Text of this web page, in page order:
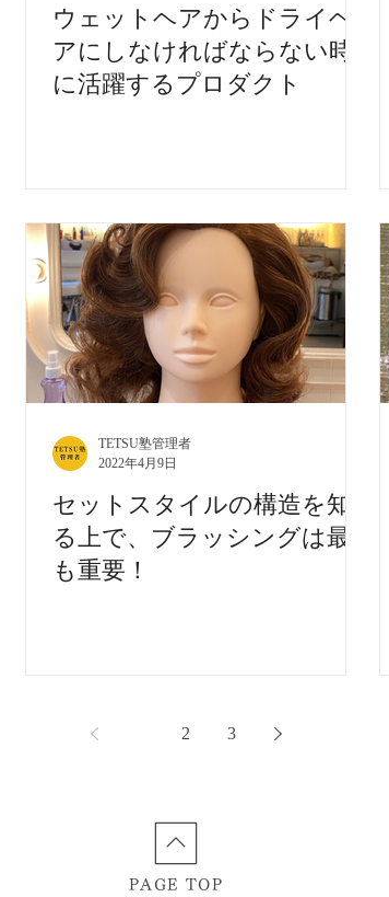
ウェットヘアからドライヘ
アにしなければならない時
に活躍するプロダクト
セットスタイルの構造を知
る上で、ブラッシングは最
も重要！
TETSU塾管理者
2022年4月9日
2 3
PAGE TOP